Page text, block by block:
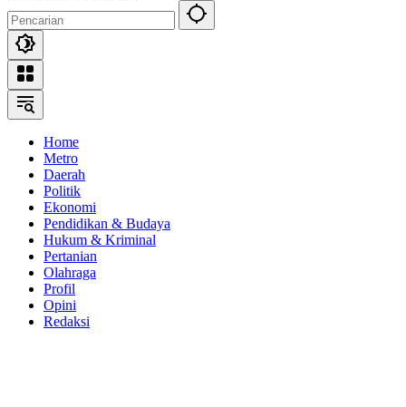
Home
Metro
Daerah
Politik
Ekonomi
Pendidikan & Budaya
Hukum & Kriminal
Pertanian
Olahraga
Profil
Opini
Redaksi